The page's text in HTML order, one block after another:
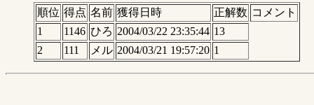
順位 得点 名前 獲得日時 正解数 コメント
1
1146 ひろ 2004/03/22 23:35:44 13
2
111 メル 2004/03/21 19:57:20 1